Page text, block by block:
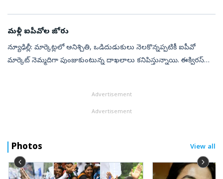
మళ్లీ ఐపీవోల జోరు
న్యూఢిల్లీ: మార్కెట్లలో అనిశ్చితి, ఒడిదుడుకులు నెలకొన్నప్పటికీ ఐపీవో
మార్కెట్‌ నెమ్మదిగా పుంజుకుంటున్న దాఖలాలు కనిపిస్తున్నాయి. ఈక్విరస్‌
Advertisement
Advertisement
Photos View all